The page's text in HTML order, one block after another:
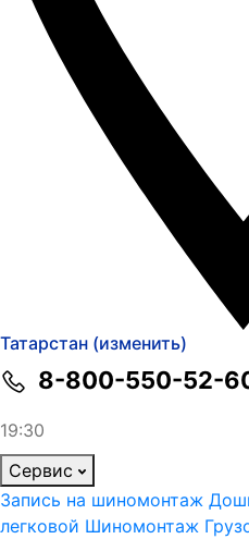
Татарстан (изменить)
8-800-550-52-
19:30
Сервис
Запись на шиномонтаж
легковой Шиномонтаж